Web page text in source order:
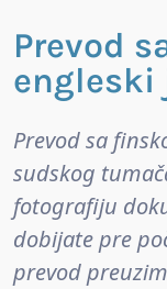
Prevod
engleski
Prevod sa
sudskog
fotografiju
dobijate pre
prevod